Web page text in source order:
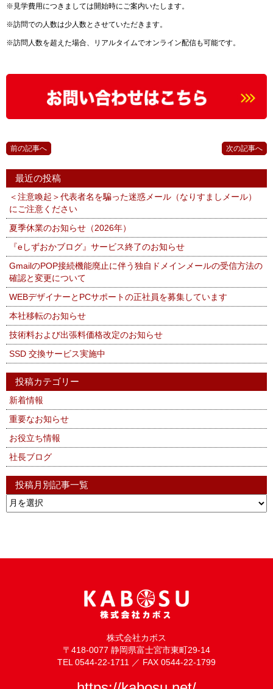
※見学費用につきましては開始時にご案内いたします。
※訪問での人数は少人数とさせていただきます。
※訪問人数を超えた場合、リアルタイムでオンライン配信も可能です。
前の記事へ 次の記事へ
最近の投稿
＜注意喚起＞代表者名を騙った迷惑メール（なりすましメール）
にご注意ください
夏季休業のお知らせ（2026年）
『eしずおかブログ』サービス終了のお知らせ
GmailのPOP接続機能廃止に伴う独自ドメインメールの受信方法の
確認と変更について
WEBデザイナーとPCサポートの正社員を募集しています
本社移転のお知らせ
技術料および出張料価格改定のお知らせ
SSD 交換サービス実施中
投稿カテゴリー
新着情報
重要なお知らせ
お役立ち情報
社長ブログ
投稿月別記事一覧
株式会社カボス
〒418-0077 静岡県富士宮市東町29-14
TEL 0544-22-1711 ／ FAX 0544-22-1799